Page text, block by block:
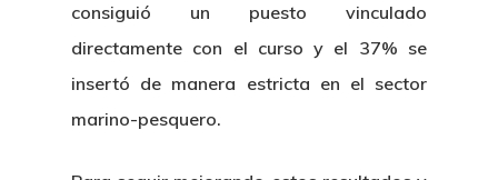
consiguió un puesto vinculado
directamente con el curso y el 37% se
insertó de manera estricta en el sector
marino-pesquero.